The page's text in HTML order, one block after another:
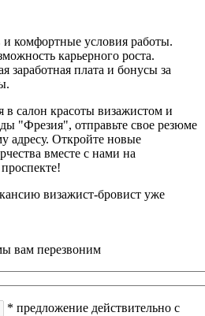
комфортные условия работы.
карьерного роста.
заработная плата и бонусы за
в салон красоты визажистом и
"Фрезия", отправьте свое резюме
адресу. Откройте новые
вместе с нами на
визажист-бровист уже
вам перезвоним
* предложение действительно с